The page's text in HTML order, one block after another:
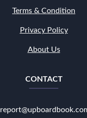
Terms & Condition
Privacy Policy
About Us
CONTACT